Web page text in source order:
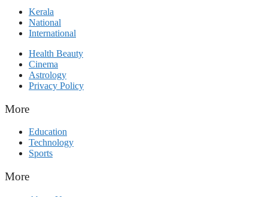
Kerala
National
International
Health Beauty
Cinema
Astrology
Privacy Policy
More
Education
Technology
Sports
More